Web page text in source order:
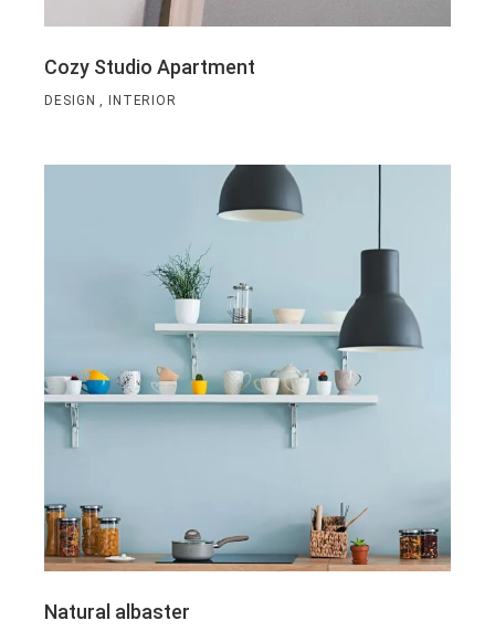
Cozy Studio Apartment
DESIGN INTERIOR
Natural albaster